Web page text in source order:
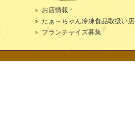
お店情報
たぁ～ちゃん冷凍食品取扱い店
フランチャイズ募集